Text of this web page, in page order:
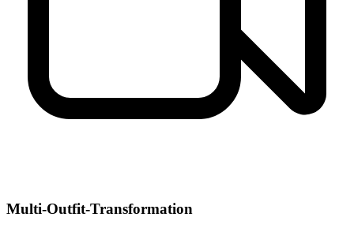
Multi-Outfit-Transformation